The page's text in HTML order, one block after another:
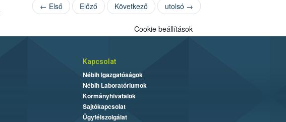
← Első Előző Következő utolsó →
Cookie beállítások
Kapcsolat
Nébih Igazgatóságok
Nébih Laboratóriumok
Kormányhivatalok
Sajtókapcsolat
Ügyfélszolgálat